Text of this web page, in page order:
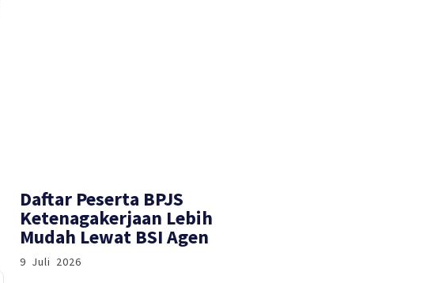
Daftar Peserta BPJS
Ketenagakerjaan Lebih
Mudah Lewat BSI Agen
9 Juli 2026